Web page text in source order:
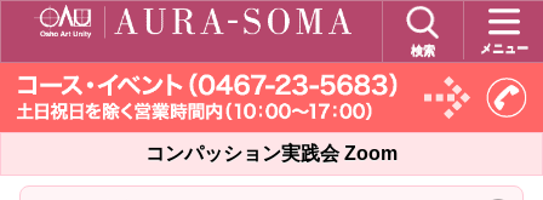
検索 メニュー
コンパッション実践会 Zoom